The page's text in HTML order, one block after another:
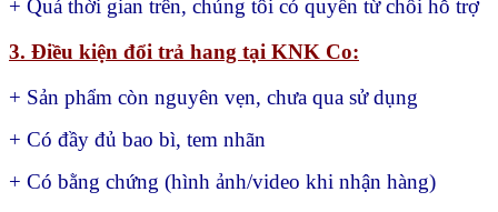
+ Quá thời gian trên, chúng tôi có quyền từ chối hỗ trợ
3. Điều kiện đổi trả hang tại KNK Co:
+ Sản phẩm còn nguyên vẹn, chưa qua sử dụng
+ Có đầy đủ bao bì, tem nhãn
+ Có bằng chứng (hình ảnh/video khi nhận hàng)